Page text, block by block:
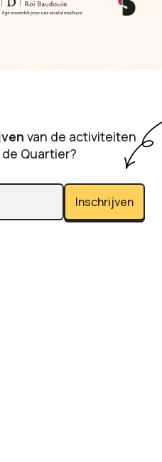
van de activiteiten
Quartier?
Inschrijven